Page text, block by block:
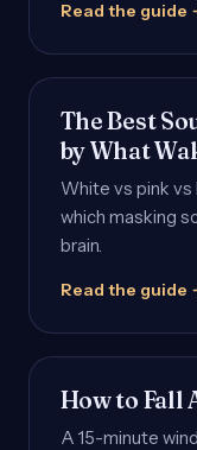
Read the guide
The Best
by What
White vs pink vs
which masking
brain.
Read the guide
How to Fall
A 15-minute